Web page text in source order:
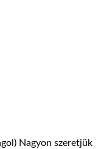
Nagyon szeretjük